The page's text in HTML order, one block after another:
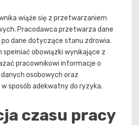
wiąże się z przetwarzaniem
Pracodawca przetwarza dane
po dane dotyczące stanu zdrowia.
spełniać obowiązki wynikające z
pracownikowi informacje o
osobowych oraz
sposób adekwatny do ryzyka.
czasu pracy